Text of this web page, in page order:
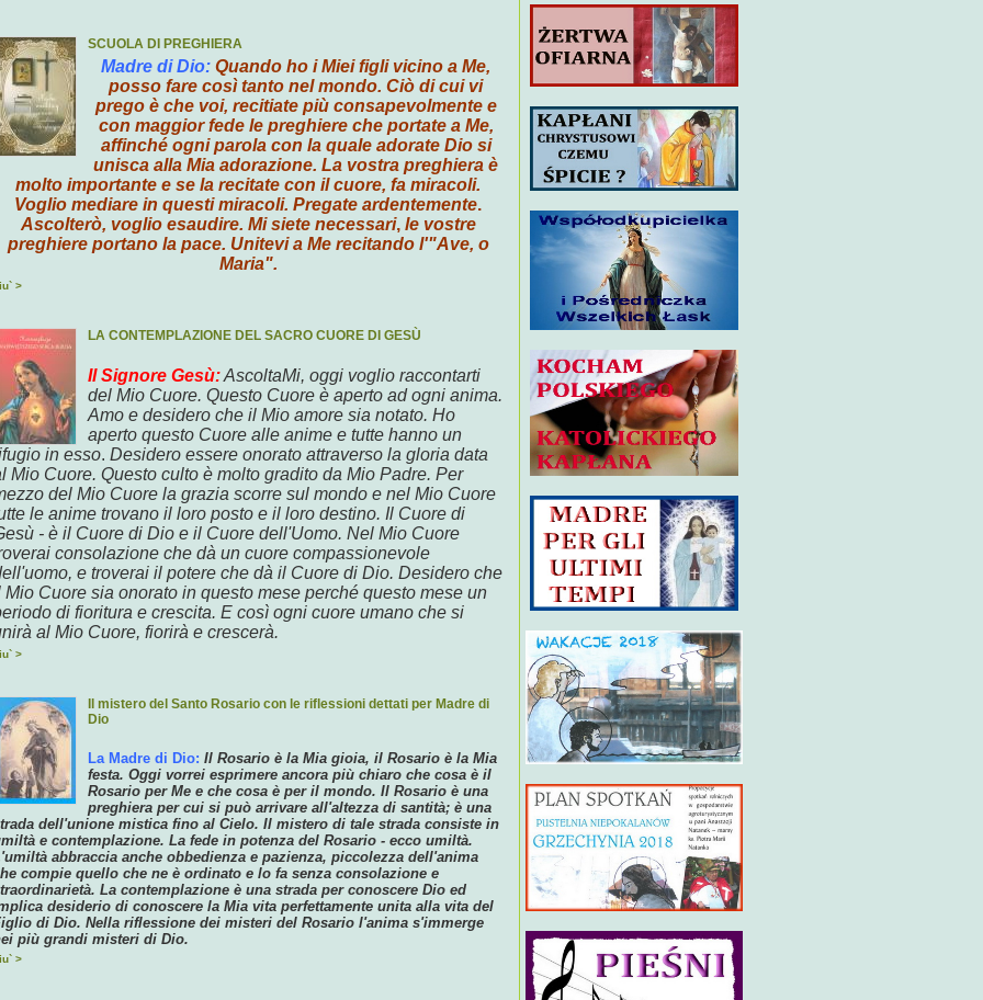
SCUOLA DI PREGHIERA
Madre di Dio: Quando ho i Miei figli vicino a Me,
posso fare così tanto nel mondo. Ciò di cui vi
prego è che voi, recitiate più consapevolmente e
con maggior fede le preghiere che portate a Me,
affinché ogni parola con la quale adorate Dio si
unisca alla Mia adorazione. La vostra preghiera è
molto importante e se la recitate con il cuore, fa miracoli.
Voglio mediare in questi miracoli. Pregate ardentemente.
Ascolterò, voglio esaudire. Mi siete necessari, le vostre
preghiere portano la pace. Unitevi a Me recitando l'"Ave, o
Maria".
>
LA CONTEMPLAZIONE DEL SACRO CUORE DI GESÙ
Il Signore Gesù:AscoltaMi, oggi voglio raccontarti
del Mio Cuore. Questo Cuore è aperto ad ogni anima.
Amo e desidero che il Mio amore sia notato. Ho
aperto questo Cuore alle anime e tutte hanno un
in esso. Desidero essere onorato attraverso la gloria data
Mio Cuore. Questo culto è molto gradito da Mio Padre. Per
del Mio Cuore la grazia scorre sul mondo e nel Mio Cuore
le anime trovano il loro posto e il loro destino. Il Cuore di
- è il Cuore di Dio e il Cuore dell'Uomo. Nel Mio Cuore
consolazione che dà un cuore compassionevole
e troverai il potere che dà il Cuore di Dio. Desidero che
Mio Cuore sia onorato in questo mese perché questo mese un
di fioritura e crescita. E così ogni cuore umano che si
al Mio Cuore, fiorirà e crescerà.
>
Il mistero del Santo Rosario con le riflessioni dettati per Madre di
Dio
La Madre di Dio: Il Rosario è la Mia gioia, il Rosario è la Mia
festa. Oggi vorrei esprimere ancora più chiaro che cosa è il
Rosario per Me e che cosa è per il mondo. Il Rosario è una
preghiera per cui si può arrivare all'altezza di santità; è una
dell'unione mistica fino al Cielo. Il mistero di tale strada consiste in
e contemplazione. La fede in potenza del Rosario - ecco umiltà.
abbraccia anche obbedienza e pazienza, piccolezza dell'anima
compie quello che ne è ordinato e lo fa senza consolazione e
La contemplazione è una strada per conoscere Dio ed
desiderio di conoscere la Mia vita perfettamente unita alla vita del
di Dio. Nella riflessione dei misteri del Rosario l'anima s'immerge
più grandi misteri di Dio.
>